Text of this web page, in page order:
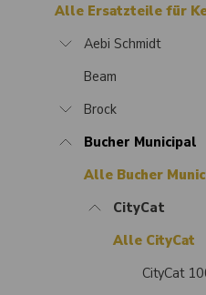
Alle Ersatzteile für
Aebi Schmidt
Beam
Brock
Bucher Municipal
Alle Bucher
CityCat
Alle CityCat
CityCat